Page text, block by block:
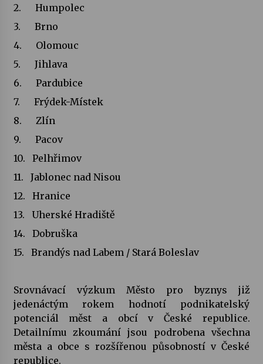
2. Humpolec
3. Brno
4. Olomouc
5. Jihlava
6. Pardubice
7. Frýdek-Místek
8. Zlín
9. Pacov
10. Pelhřimov
11. Jablonec nad Nisou
12. Hranice
13. Uherské Hradiště
14. Dobruška
15. Brandýs nad Labem / Stará Boleslav
Srovnávací výzkum Město pro byznys již
jedenáctým rokem hodnotí podnikatelský
potenciál měst a obcí v České republice.
Detailnímu zkoumání jsou podrobena všechna
města a obce s rozšířenou působností v České
republice.